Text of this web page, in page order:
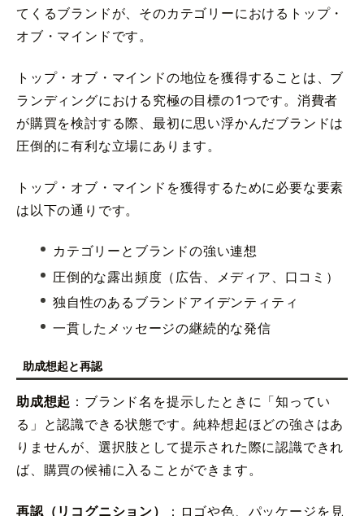
てくるブランドが、そのカテゴリーにおけるトップ・
オブ・マインドです。
トップ・オブ・マインドの地位を獲得することは、ブ
ランディングにおける究極の目標の1つです。消費者
が購買を検討する際、最初に思い浮かんだブランドは
圧倒的に有利な立場にあります。
トップ・オブ・マインドを獲得するために必要な要素
は以下の通りです。
カテゴリーとブランドの強い連想
圧倒的な露出頻度（広告、メディア、口コミ）
独自性のあるブランドアイデンティティ
一貫したメッセージの継続的な発信
助成想起と再認
助成想起 ：ブランド名を提示したときに「知ってい
る」と認識できる状態です。純粋想起ほどの強さはあ
りませんが、選択肢として提示された際に認識できれ
ば、購買の候補に入ることができます。
再認（リコグニション） ：ロゴや色、パッケージを見